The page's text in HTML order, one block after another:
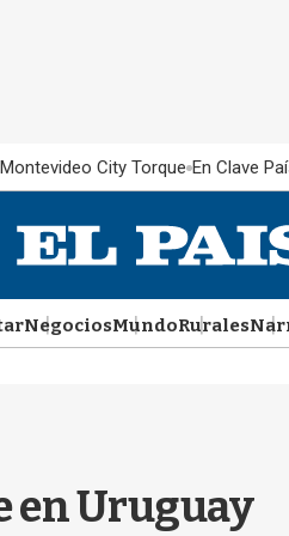
City Torque En Clave
NegociosMundoRurales
en Uruguay